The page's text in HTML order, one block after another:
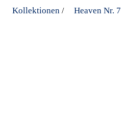
Kollektionen / Heaven Nr. 7